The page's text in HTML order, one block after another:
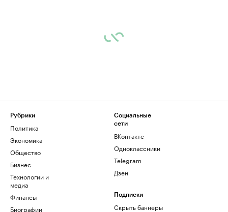
Рубрики
Политика
Экономика
Общество
Бизнес
Технологии и
медиа
Финансы
Биографии
Социальные
сети
ВКонтакте
Одноклассники
Telegram
Дзен
Подписки
Скрыть баннеры